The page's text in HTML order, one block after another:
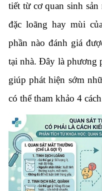
tiết từ cơ quan sinh
đặc loãng hay mùi
phần nào đánh giá
tại nhà. Đây là phương
giúp phát hiện sớm
có thể tham khảo 4